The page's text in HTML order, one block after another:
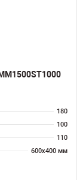
180
100
110
600х400 мм